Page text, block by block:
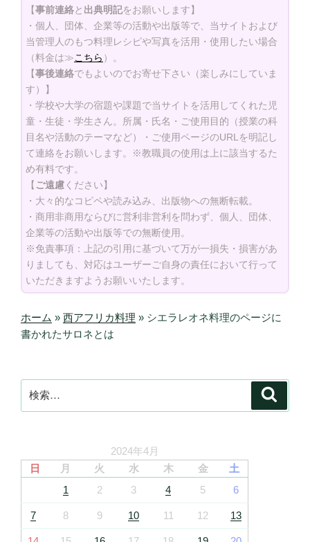
【事前連絡と 出典明記をお願いします】
・個人、団体、企業等の活動や出版等で、当サイトおよび
当管理人のもつ料理レシピや写真を活用・使用したい場合
（料金は≫こちら ）。
【事後連絡でもよいのでお寄せ下さい（楽しみにしていま
す）】
・学校や大学の宿題や課題で当サイトを活用してくれた児
童・生徒・学生さん。所属・氏名・ご使用目的（授業の科
目名や活動のテーマなど）・ご使用ページのURLを明記し
て連絡をお願いします。※教職員の使用は上に該当するた
め有料です。
【 ご遠慮ください】
・大々的なコピペや読み込み、出版物への無断転載。
・商用非商用ならびに営利非営利を問わず、個人、団体、
企業等の活動や出版等での無断使用。
※免責事項：上記の引用に基づいて万が一損失・損害があ
りましても、対応はユーザーご自身の責任において行って
いただきますようお願いいたします。
ホーム » 西アフリカ料理 » シエラレオネ料理のページに
書かれたサロネとは
索:
2024年4月
日
月 火 水 木 金
土
1
2 3 4 5 6
7 8 9 10 11 12 13